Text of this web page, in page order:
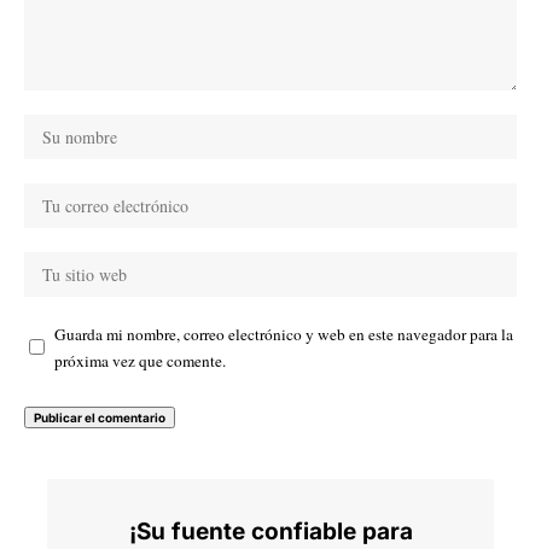
Guarda mi nombre, correo electrónico y web en este navegador para la
próxima vez que comente.
¡Su fuente confiable para